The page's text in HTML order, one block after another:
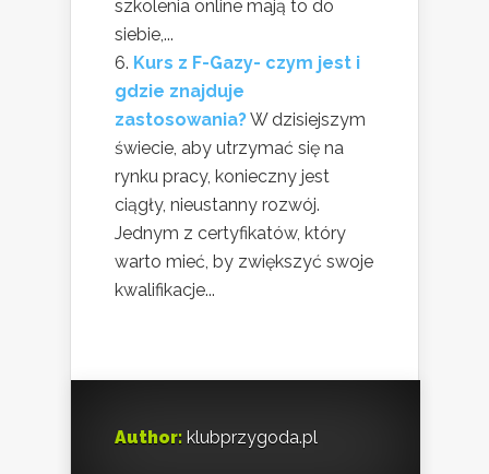
szkolenia online mają to do
siebie,...
Kurs z F-Gazy- czym jest i
gdzie znajduje
zastosowania?W dzisiejszym
świecie, aby utrzymać się na
rynku pracy, konieczny jest
ciągły, nieustanny rozwój.
Jednym z certyfikatów, który
warto mieć, by zwiększyć swoje
kwalifikacje...
Author: klubprzygoda.pl